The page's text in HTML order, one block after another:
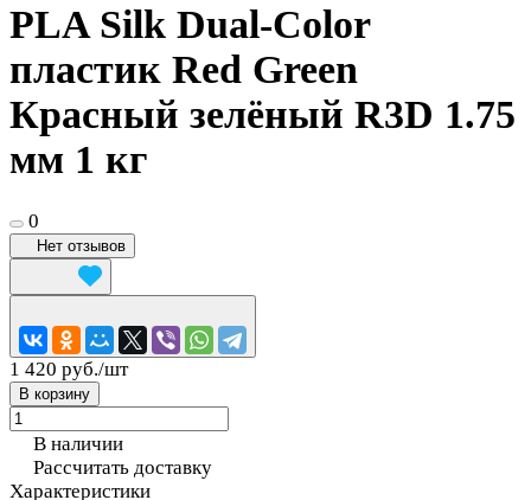
PLA Silk Dual-Color
пластик Red Green
Красный зелёный R3D 1.75
мм 1 кг
0
Нет отзывов
1 420 руб./шт
В корзину
В наличии
Рассчитать доставку
Характеристики